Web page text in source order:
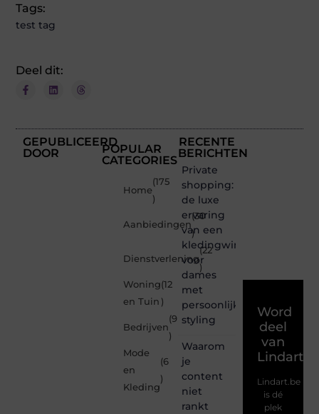
Tags:
test tag
Deel dit:
GEPUBLICEERD
DOOR
POPULAR
CATEGORIES
Home
(175
)
Aanbiedingen
(30
)
Dienstverlening
(22
)
Woning
en Tuin
(12
)
Bedrijven
(9
)
Mode
en
Kleding
(6
)
RECENTE
BERICHTEN
Private
shopping:
de luxe
ervaring
van een
kledingwinkel
voor
dames
met
persoonlijke
styling
Waarom
je
content
niet
rankt
Word
deel
van
Lindart.be
is dé
plek